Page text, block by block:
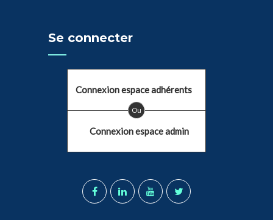
Se connecter
Connexion espace adhérents
Ou
Connexion espace admin